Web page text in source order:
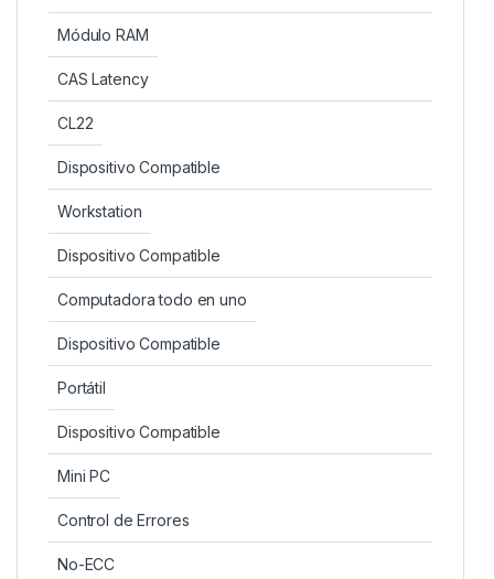
Módulo RAM
CAS Latency
CL22
Dispositivo Compatible
Workstation
Dispositivo Compatible
Computadora todo en uno
Dispositivo Compatible
Portátil
Dispositivo Compatible
Mini PC
Control de Errores
No-ECC